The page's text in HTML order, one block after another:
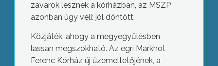
zavarok lesznek a kórházban, az MSZP
azonban úgy véli: jól döntött.
Közjáték, ahogy a megyegyűlésben
lassan megszokható. Az egri Markhot
Ferenc Kórház új üzemeltetőjének, a